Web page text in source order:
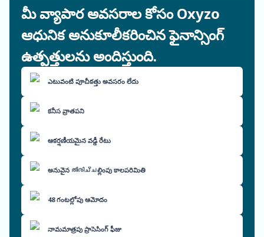
మీ వ్యాపార అవసరాల కోసం Oxyzo
ఆధునిక అనుకూలీకరించిన ఫైనాన్సింగ్
ఉత్పత్తులను అందిస్తుంది.
ఎటువంటి పూచీకత్తు అవసరం లేదు
కనీస వ్రాతపని
ఆకర్షణీయమైన వడ్డీ రేటు
అనువైన തിരിച്ചల్లింపు కాలపరిమితి
48 గంటల్లోపు ఆమోదం
నామమాత్రపు ప్రాసెసింగ్ ఫీజు